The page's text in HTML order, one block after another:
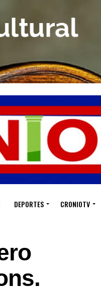
DEPORTES CRONIOTV